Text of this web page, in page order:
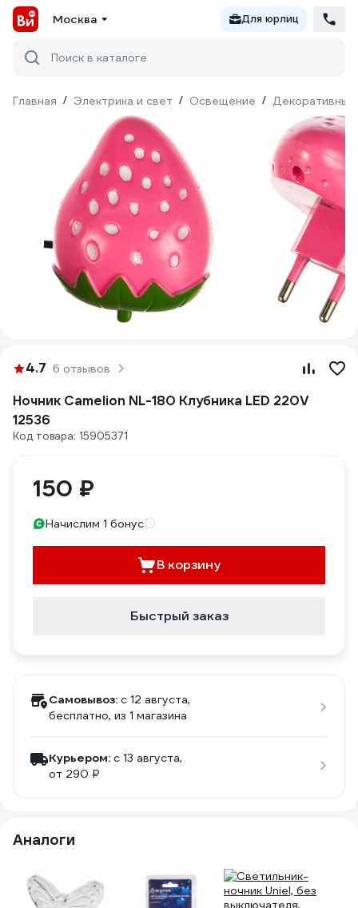
Москва Для юрлиц
Поиск в каталоге
Главная / Электрика и свет / Освещение / Декоративный
4.7 6 отзывов
Ночник Camelion NL-180 Клубника LED 220V
12536
Код товара: 15905371
150 ₽
Начислим 1 бонус
В корзину
Быстрый заказ
Самовывоз: c 12 августа,
бесплатно, из 1 магазина
Курьером: c 13 августа,
от 290 ₽
Аналоги